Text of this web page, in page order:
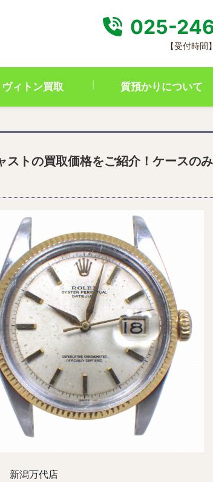
025-
【受付時
ヴィトン買取 質預かりについて
ストの買取価格をご紹介！ケースの
新潟万代店